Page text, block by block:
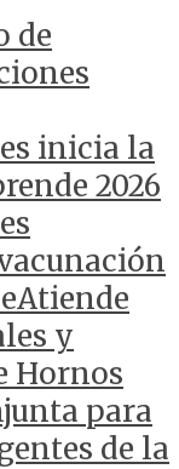
de
inicia la
2026
y
Hornos
para
de la